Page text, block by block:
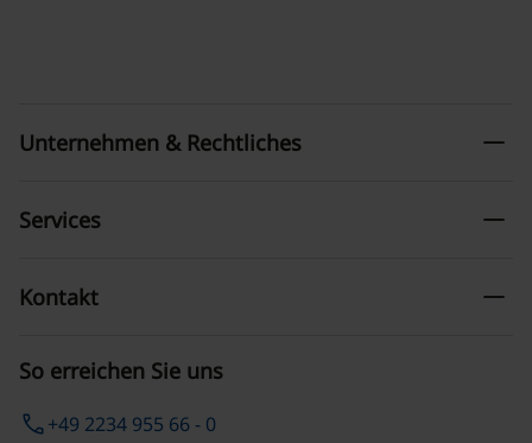
So erreichen Sie uns
phone+49 2234 955 66 - 0
Unternehmen & Rechtliches remove
Services remove
Kontakt remove